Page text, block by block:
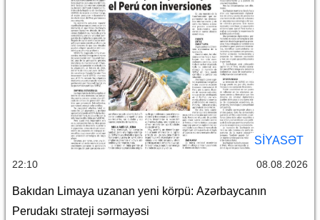
SİYASƏT
22:10 08.08.2026
Bakıdan Limaya uzanan yeni körpü: Azərbaycanın
Perudakı strateji sərmayəsi